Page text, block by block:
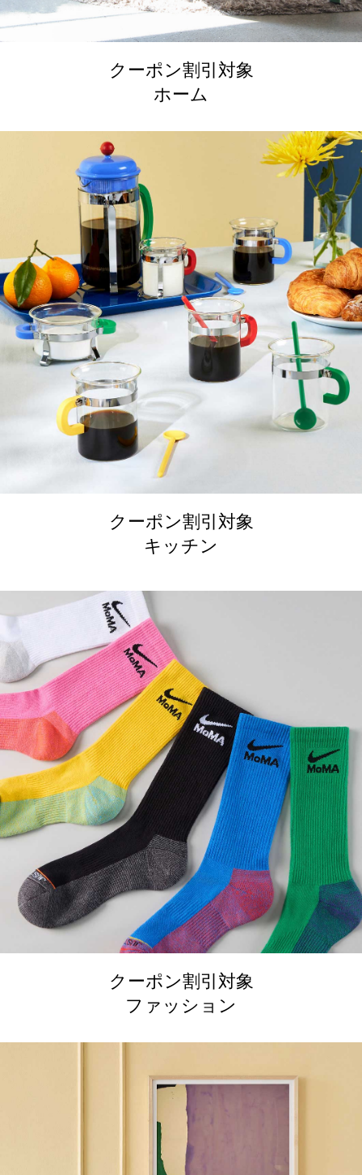
クーポン割引対象
ホーム
クーポン割引対象
キッチン
クーポン割引対象
ファッション